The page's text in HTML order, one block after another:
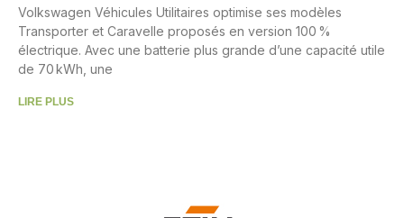
Volkswagen Véhicules Utilitaires optimise ses modèles
Transporter et Caravelle proposés en version 100 %
électrique. Avec une batterie plus grande d’une capacité utile
de 70 kWh, une
LIRE PLUS